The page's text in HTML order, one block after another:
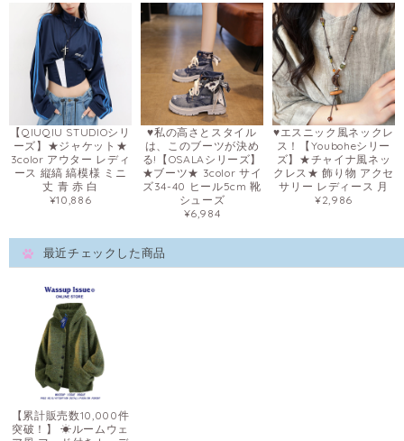
【QIUQIU STUDIOシリ
ーズ】★ジャケット★
3color アウター レディ
ース 縦縞 縞模様 ミニ
丈 青 赤 白
¥10,886
♥私の高さとスタイル
は、このブーツが決め
る!【OSALAシリーズ】
★ブーツ★ 3color サイ
ズ34-40 ヒール5cm 靴
シューズ
¥6,984
♥エスニック風ネックレ
ス！【Youboheシリー
ズ】★チャイナ風ネッ
クレス★ 飾り物 アクセ
サリー レディース 月
¥2,986
最近チェックした商品
【累計販売数10,000件
突破！】 ☀ルームウェ